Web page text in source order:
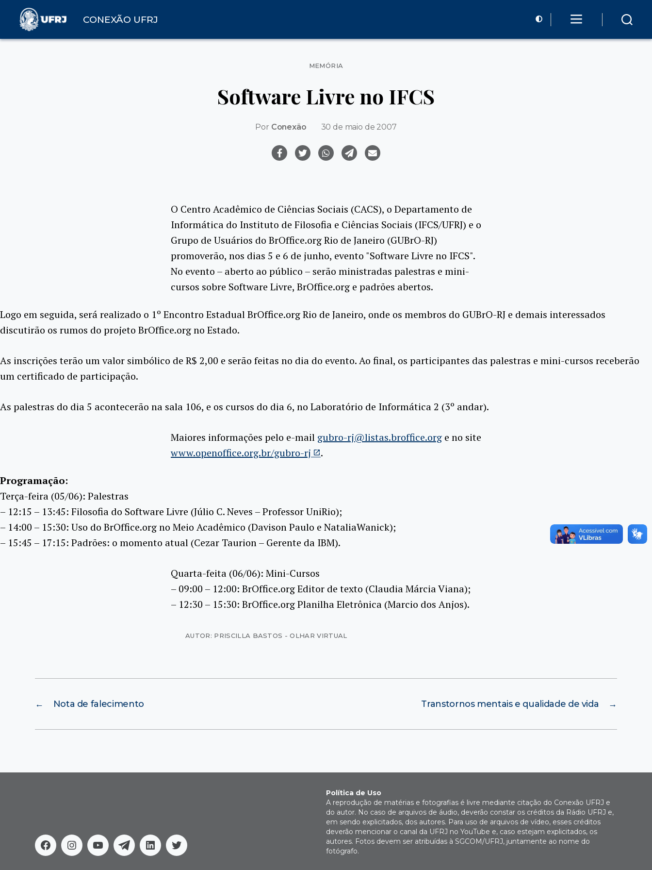
CONEXÃO UFRJ
Categorias
MEMÓRIA
Software Livre no IFCS
Por Conexão 30 de maio de 2007
O Centro Acadêmico de Ciências Sociais (CACS), o Departamento de
Informática do Instituto de Filosofia e Ciências Sociais (IFCS/UFRJ) e o
Grupo de Usuários do BrOffice.org Rio de Janeiro (GUBrO-RJ)
promoverão, nos dias 5 e 6 de junho, evento "Software Livre no IFCS".
No evento – aberto ao público – serão ministradas palestras e mini-
cursos sobre Software Livre, BrOffice.org e padrões abertos.
Logo em seguida, será realizado o 1º Encontro Estadual BrOffice.org Rio de Janeiro, onde os membros do GUBrO-RJ e demais interessados
discutirão os rumos do projeto BrOffice.org no Estado.
As inscrições terão um valor simbólico de R$ 2,00 e serão feitas no dia do evento. Ao final, os participantes das palestras e mini-cursos receberão
um certificado de participação.
As palestras do dia 5 acontecerão na sala 106, e os cursos do dia 6, no Laboratório de Informática 2 (3º andar).
Maiores informações pelo e-mail gubro-rj@listas.broffice.org e no site
www.openoffice.org.br/gubro-rj
.
Programação:
Terça-feira (05/06): Palestras
– 12:15 – 13:45: Filosofia do Software Livre (Júlio C. Neves – Professor UniRio);
– 14:00 – 15:30: Uso do BrOffice.org no Meio Acadêmico (Davison Paulo e NataliaWanick);
– 15:45 – 17:15: Padrões: o momento atual (Cezar Taurion – Gerente da IBM).
Quarta-feita (06/06): Mini-Cursos
– 09:00 – 12:00: BrOffice.org Editor de texto (Claudia Márcia Viana);
– 12:30 – 15:30: BrOffice.org Planilha Eletrônica (Marcio dos Anjos).
AUTOR: PRISCILLA BASTOS - OLHAR VIRTUAL
← Nota de falecimento →
Transtornos mentais e qualidade de vida
FacebookInstagram
YoutubeTelegramLinkedinTwitter
Política de Uso
A reprodução de matérias e fotografias é livre mediante citação do Conexão UFRJ e
do autor. No caso de arquivos de áudio, deverão constar os créditos da Rádio UFRJ e,
em sendo explicitados, dos autores. Para uso de arquivos de vídeo, esses créditos
deverão mencionar o canal da UFRJ no YouTube e, caso estejam explicitados, os
autores. Fotos devem ser atribuídas à SGCOM/UFRJ, juntamente ao nome do
fotógrafo.